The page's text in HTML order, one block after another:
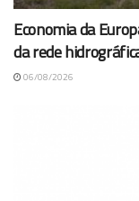
Economia da
da rede
06/08/2026